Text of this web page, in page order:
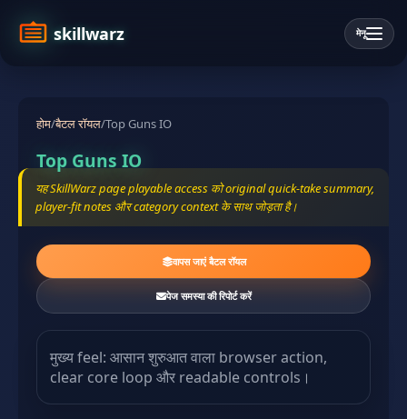
skillwarz मेनू
होम/बैटल रॉयल/Top Guns IO
Top Guns IO
यह SkillWarz page playable access को original quick-take summary,
player-fit notes और category context के साथ जोड़ता है।
वापस जाएं बैटल रॉयल
पेज समस्या की रिपोर्ट करें
मुख्य feel: आसान शुरुआत वाला browser action,
clear core loop और readable controls।